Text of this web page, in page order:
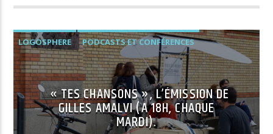
LOGOSPHERE PODCASTS ET CONFÉRENCES
« TES CHANSONS », L’ÉMISSION DE
GILLES AMALVI (A 18H, CHAQUE
MARDI).